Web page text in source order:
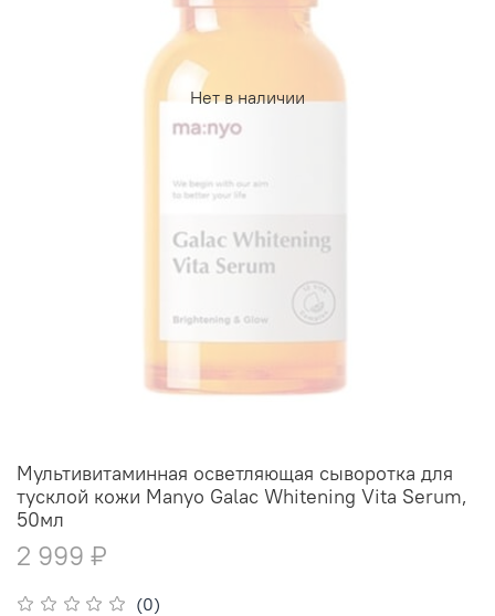
Нет в наличии
(0)
Мультивитаминная осветляющая сыворотка для
тусклой кожи Manyo Galac Whitening Vita Serum,
50мл
2 999 ₽